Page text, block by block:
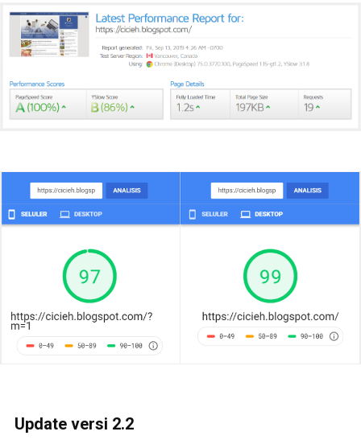
Update versi 2.2